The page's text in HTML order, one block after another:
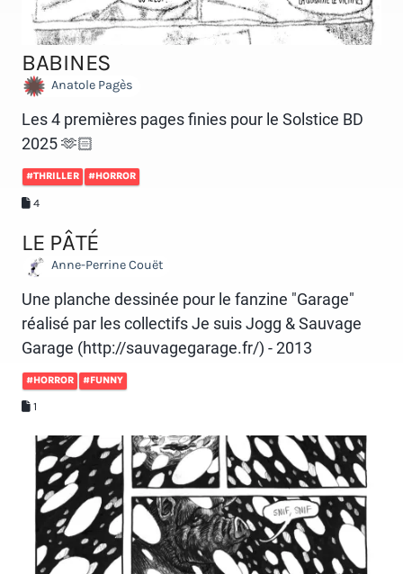
BABINES
Anatole Pagès
Les 4 premières pages finies pour le Solstice BD
2025 🫶🏻
#THRILLER #HORROR
4
LE PÂTÉ
Anne-Perrine Couët
Une planche dessinée pour le fanzine "Garage"
réalisé par les collectifs Je suis Jogg & Sauvage
Garage (http://sauvagegarage.fr/) - 2013
#HORROR #FUNNY
1